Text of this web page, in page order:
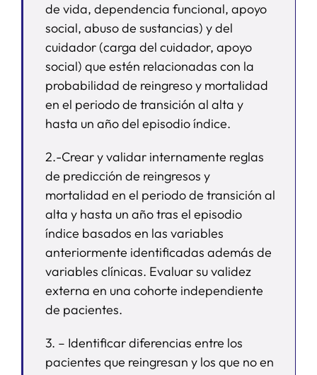
de vida, dependencia funcional, apoyo
social, abuso de sustancias) y del
cuidador (carga del cuidador, apoyo
social) que estén relacionadas con la
probabilidad de reingreso y mortalidad
en el periodo de transición al alta y
hasta un año del episodio índice.
2.-Crear y validar internamente reglas
de predicción de reingresos y
mortalidad en el periodo de transición al
alta y hasta un año tras el episodio
índice basados en las variables
anteriormente identificadas además de
variables clínicas. Evaluar su validez
externa en una cohorte independiente
de pacientes.
3. – Identificar diferencias entre los
pacientes que reingresan y los que no en